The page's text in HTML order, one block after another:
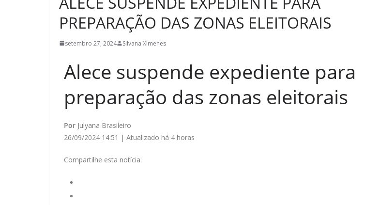
PREPARAÇÃO DAS ZONAS ELEITORAIS
setembro 27, 2024 Silvana Ximenes
Alece suspende expediente para
preparação das zonas eleitorais
Por Julyana Brasileiro
26/09/2024 14:51 | Atualizado há 4 horas
Compartilhe esta notícia: